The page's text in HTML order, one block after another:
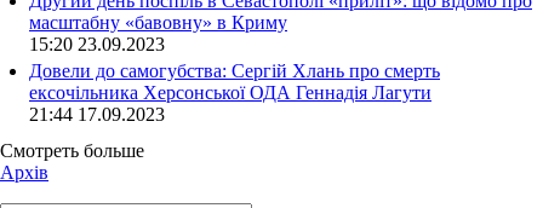
масштабну «бавовну» в Криму
15:20 23.09.2023
Довели до самогубства: Сергій Хлань про смерть
ексочільника Херсонської ОДА Геннадія Лагути
21:44 17.09.2023
Смотреть больше
Архів